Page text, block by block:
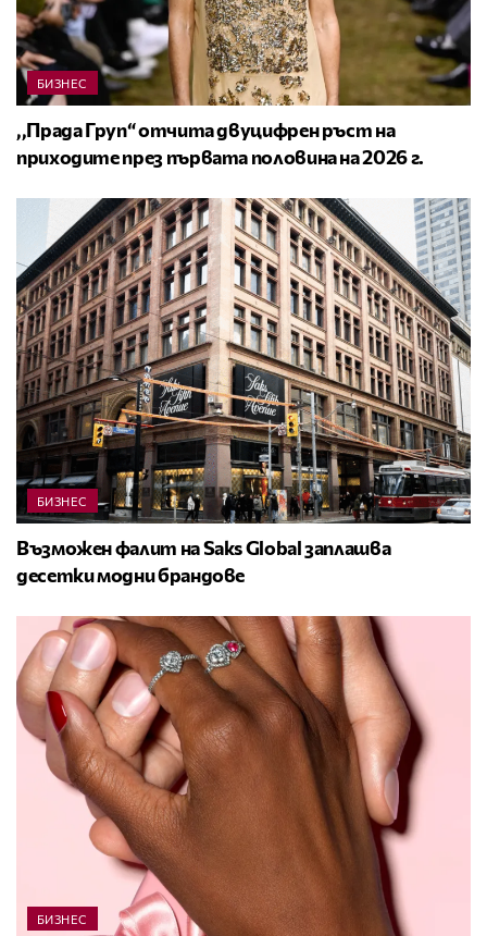
БИЗНЕС
,,Прада Груп“ отчита двуцифрен ръст на
приходите през първата половина на 2026 г.
БИЗНЕС
Възможен фалит на Saks Global заплашва
десетки модни брандове
БИЗНЕС